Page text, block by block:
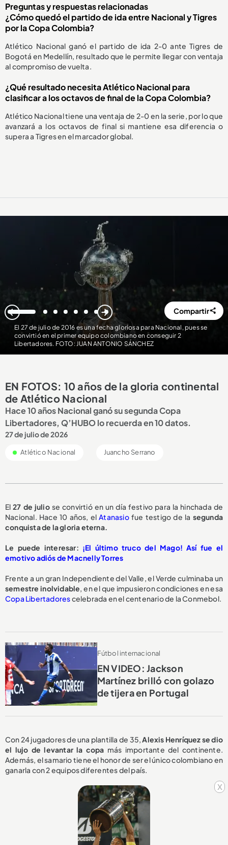
x
Preguntas y respuestas relacionadas
¿Cómo quedó el partido de ida entre Nacional y Tigres
por la Copa Colombia?
Atlético Nacional ganó el partido de ida 2-0 ante Tigres de
Bogotá en Medellín, resultado que le permite llegar con ventaja
al compromiso de vuelta.
¿Qué resultado necesita Atlético Nacional para
clasificar a los octavos de final de la Copa Colombia?
Atlético Nacional tiene una ventaja de 2-0 en la serie, por lo que
avanzará a los octavos de final si mantiene esa diferencia o
supera a Tigres en el marcador global.
El 27 de julio de 2016 es una fecha gloriosa para Nacional, pues se
convirtió en el primer equipo colombiano en conseguir 2
Libertadores. FOTO: JUAN ANTONIO SÁNCHEZ
1 2 3 4 5 6 7 8 Compartir
EN FOTOS: 10 años de la gloria continental
de Atlético Nacional
Hace 10 años Nacional ganó su segunda Copa
Libertadores, Q’HUBO lo recuerda en 10 datos.
27 de julio de 2026
Atlético Nacional Juancho Serrano
El27 de juliose convirtió en un día festivo para la hinchada de
Nacional. Hace 10 años, elAtanasiofue testigo de la segunda
conquista de la gloria eterna.
Le puede interesar: ¡El último truco del Mago! Así fue el
emotivo adiós de Macnelly Torres
Frente a un gran Independiente del Valle, el Verde culminaba un
semestre inolvidable, en el que impusieron condiciones en esa
Copa Libertadorescelebrada en el centenario de la Conmebol.
Fútbol internacional
EN VIDEO: Jackson
Martínez brilló con golazo
de tijera en Portugal
Con 24 jugadores de una plantilla de 35,Alexis Henríquez se dio
el lujo de levantar la copa más importante del continente.
Además, el samario tiene el honor de ser el único colombiano en
ganarla con 2 equipos diferentes del país.